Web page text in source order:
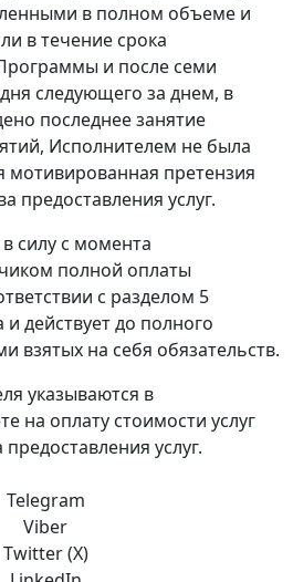
в полном объеме и
в течение срока
и после семи
следующего за днем, в
последнее занятие
Исполнителем не была
мотивированная претензия
предоставления услуг.
силу с момента
полной оплаты
с разделом 5
действует до полного
взятых на себя обязательств.
указываются в
на оплату стоимости услуг
услуг.
Telegram
Viber
Twitter (X)